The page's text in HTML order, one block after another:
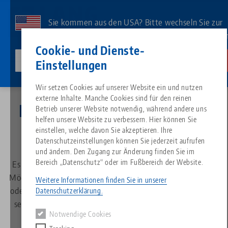
Cookie- und Dienste-
Einstellungen
Wir setzen Cookies auf unserer Website ein und nutzen
externe Inhalte. Manche Cookies sind für den reinen
Betrieb unserer Website notwendig, während andere uns
helfen unsere Website zu verbessern. Hier können Sie
einstellen, welche davon Sie akzeptieren. Ihre
Datenschutzeinstellungen können Sie jederzeit aufrufen
und ändern. Den Zugang zur Änderung finden Sie im
Bereich „Datenschutz“ oder im Fußbereich der Website.
Weitere Informationen finden Sie in unserer
Datenschutzerklärung.
Notwendige Cookies
Inhalt
Sie kommen aus den USA? Bitte wechseln Sie zur
US-Website, um landesspezifischen Inhalt zu
lang-technik-usa.com
Alles aus einer Hand
Nullpunktspanntechnik
Werkstückspanntechnik
Suche nach
Suche nach
Produktübersicht
Über LANG
Philosophie
Innovationen
Downloads
FAQ
Katalog anfordern
Blog
News
Messen
Passende Produkte
Es tut uns leid. Wir konnten keine Ergebnisse finden.
Zur Produktübersicht
Services
Quicklinks
Search
Downloads
Downloads
Breadcrumb
Besuchen Sie uns auf einer
Messe
Es geht nichts über den persönlichen Kontakt. Neben den
Möglichkeiten eines Besuches in unseren Schulungszentren
oder durch unseren Außendienst bei Ihnen vor Ort, sind wir
selbstverständlich auch auf den wichtigsten Fachmessen
des Landes vertreten, sowie im Ausland über unsere